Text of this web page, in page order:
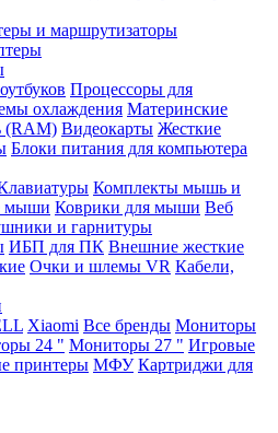
и маршрутизаторы
Процессоры для
охлаждения Материнские
(RAM) Видеокарты Жесткие
Блоки питания для компьютера
Комплекты мышь и
мыши Коврики для мыши Веб
и гарнитуры
ИБП для ПК Внешние жесткие
Очки и шлемы VR Кабели,
Xiaomi Все бренды Мониторы
24 " Мониторы 27 " Игровые
принтеры МФУ Картриджи для